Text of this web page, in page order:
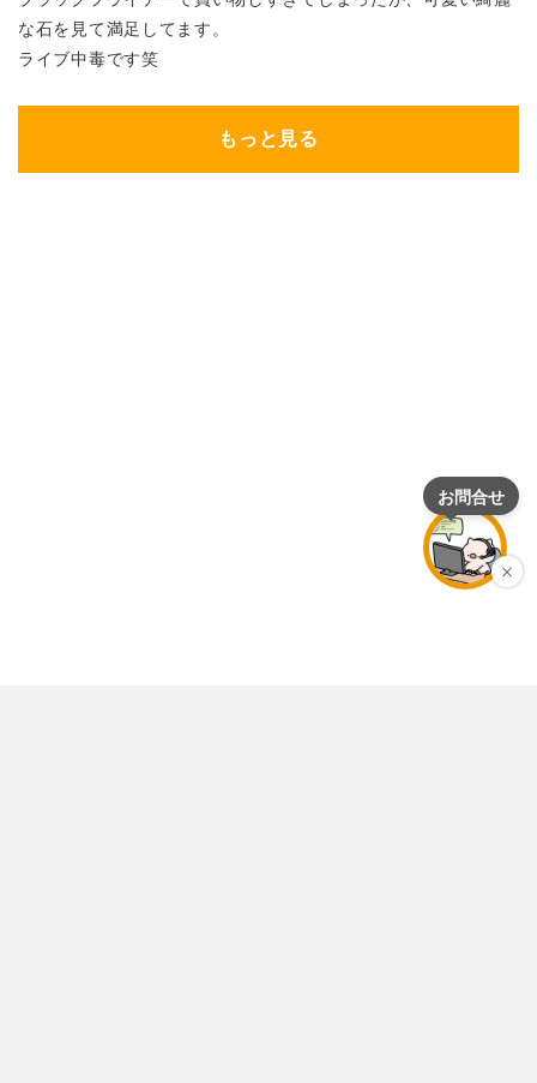
な石を見て満足してます。
ライブ中毒です笑
もっと見る